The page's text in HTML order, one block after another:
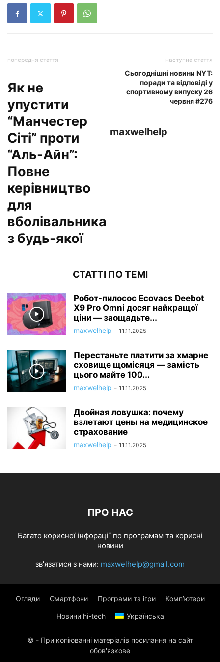
попередня стаття
Як не
упустити
“Манчестер
Сіті” проти
“Аль-Айн”:
Повне
керівництво
для
вболівальника
з будь-якої
наступна стаття
Сьогоднішні новини NYT:
поради та відповіді у
спортивному випуску 26
червня #276
maxwelhelp
СТАТТІ ПО ТЕМІ
Робот-пилосос Ecovacs Deebot
X9 Pro Omni досяг найкращої
ціни — заощадьте...
maxwelhelp - 11.11.2025
Перестаньте платити за хмарне
сховище щомісяця — замість
цього майте 100...
maxwelhelp - 11.11.2025
Двойная ловушка: почему
взлетают цены на медицинское
страхование
maxwelhelp - 11.11.2025
ПРО НАС
Багато корисної інфорації по програмам та корисні
новини
зв'язатися з нами: maxwelhelp@gmail.com
Огляди Смартфони Програми та ігри Комп’ютери
Новини hi-tech Українська
© - При копіюванні матеріалів посилання на сайт
обов'язкове